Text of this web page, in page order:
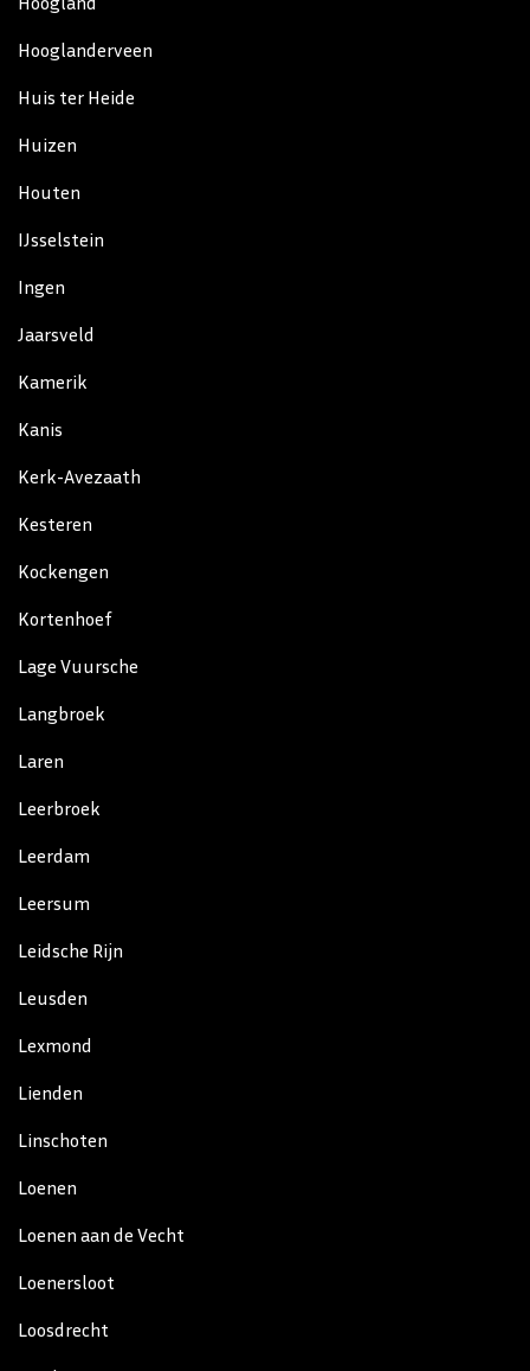
Hooglanderveen
Huis ter Heide
Huizen
Houten
IJsselstein
Ingen
Jaarsveld
Kamerik
Kanis
Kerk-Avezaath
Kesteren
Kockengen
Kortenhoef
Lage Vuursche
Langbroek
Laren
Leerbroek
Leerdam
Leersum
Leidsche Rijn
Leusden
Lexmond
Lienden
Linschoten
Loenen
Loenen aan de Vecht
Loenersloot
Loosdrecht